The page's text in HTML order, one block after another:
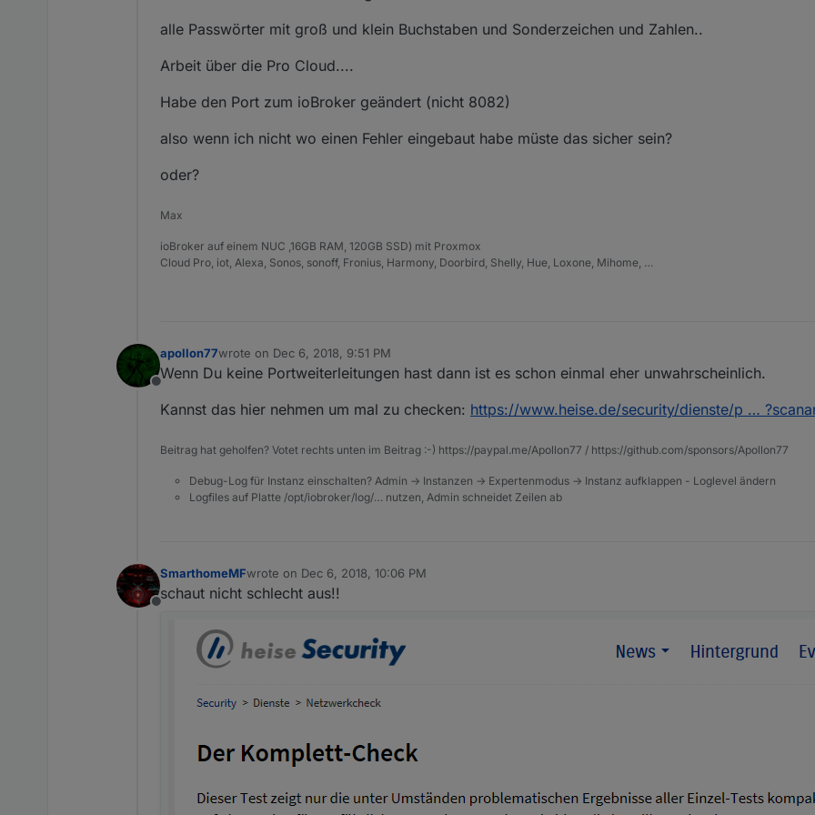
alle Passwörter mit groß und klein Buchstaben und Sonderzeichen und Zahlen..
Arbeit über die Pro Cloud....
Habe den Port zum ioBroker geändert (nicht 8082)
also wenn ich nicht wo einen Fehler eingebaut habe müste das sicher sein?
oder?
Max
ioBroker auf einem NUC ,16GB RAM, 120GB SSD) mit Proxmox
Cloud Pro, iot, Alexa, Sonos, sonoff, Fronius, Harmony, Doorbird, Shelly, Hue, Loxone, Mihome, …
Offline
apollon77wrote on Dec 6, 2018, 9:51 PM
last edited by
Wenn Du keine Portweiterleitungen hast dann ist es schon einmal eher unwahrscheinlich.
Kannst das hier nehmen um mal zu checken: https://www.heise.de/security/dienste/p …
Beitrag hat geholfen? Votet rechts unten im Beitrag :-) https://paypal.me/Apollon77 / https://github.com/sponsors/Apollon77
Debug-Log für Instanz einschalten? Admin -> Instanzen -> Expertenmodus -> Instanz aufklappen - Loglevel ändern
Logfiles auf Platte /opt/iobroker/log/… nutzen, Admin schneidet Zeilen ab
Offline
SmarthomeMFwrote on Dec 6, 2018, 10:06 PM
last edited by
schaut nicht schlecht aus!!